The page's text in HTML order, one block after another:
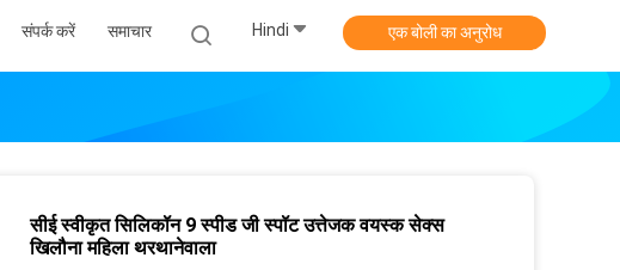
संपर्क करें समाचार Hindi एक बोली का अनुरोध
सीई स्वीकृत सिलिकॉन 9 स्पीड जी स्पॉट उत्तेजक वयस्क सेक्स
खिलौना महिला थरथानेवाला